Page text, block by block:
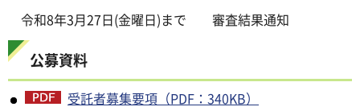
令和8年3月27日(金曜日)まで 審査結果通知
公募資料
受託者募集要項（PDF：340KB）